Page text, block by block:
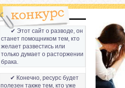
✔ Этот сайт о разводе, он
станет помощником тем, кто
желает развестись или
только думает о расторжении
брака.
✔ Конечно, ресурс будет
полезен также тем, кто уже